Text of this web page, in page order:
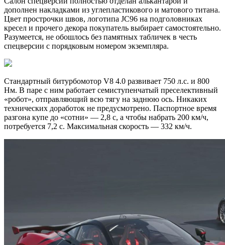
дополнен накладками из углепластикового и матового титана.
Цвет прострочки швов, логотипа JC96 на подголовниках
кресел и прочего декора покупатель выбирает самостоятельно.
Разумеется, не обошлось без памятных табличек в честь
спецверсии с порядковым номером экземпляра.
Стандартный битурбомотор V8 4.0 развивает 750 л.с. и 800
Нм. В паре с ним работает семиступенчатый преселективный
«робот», отправляющий всю тягу на заднюю ось. Никаких
технических доработок не предусмотрено. Паспортное время
разгона купе до «сотни» — 2,8 с, а чтобы набрать 200 км/ч,
потребуется 7,2 с. Максимальная скорость — 332 км/ч.